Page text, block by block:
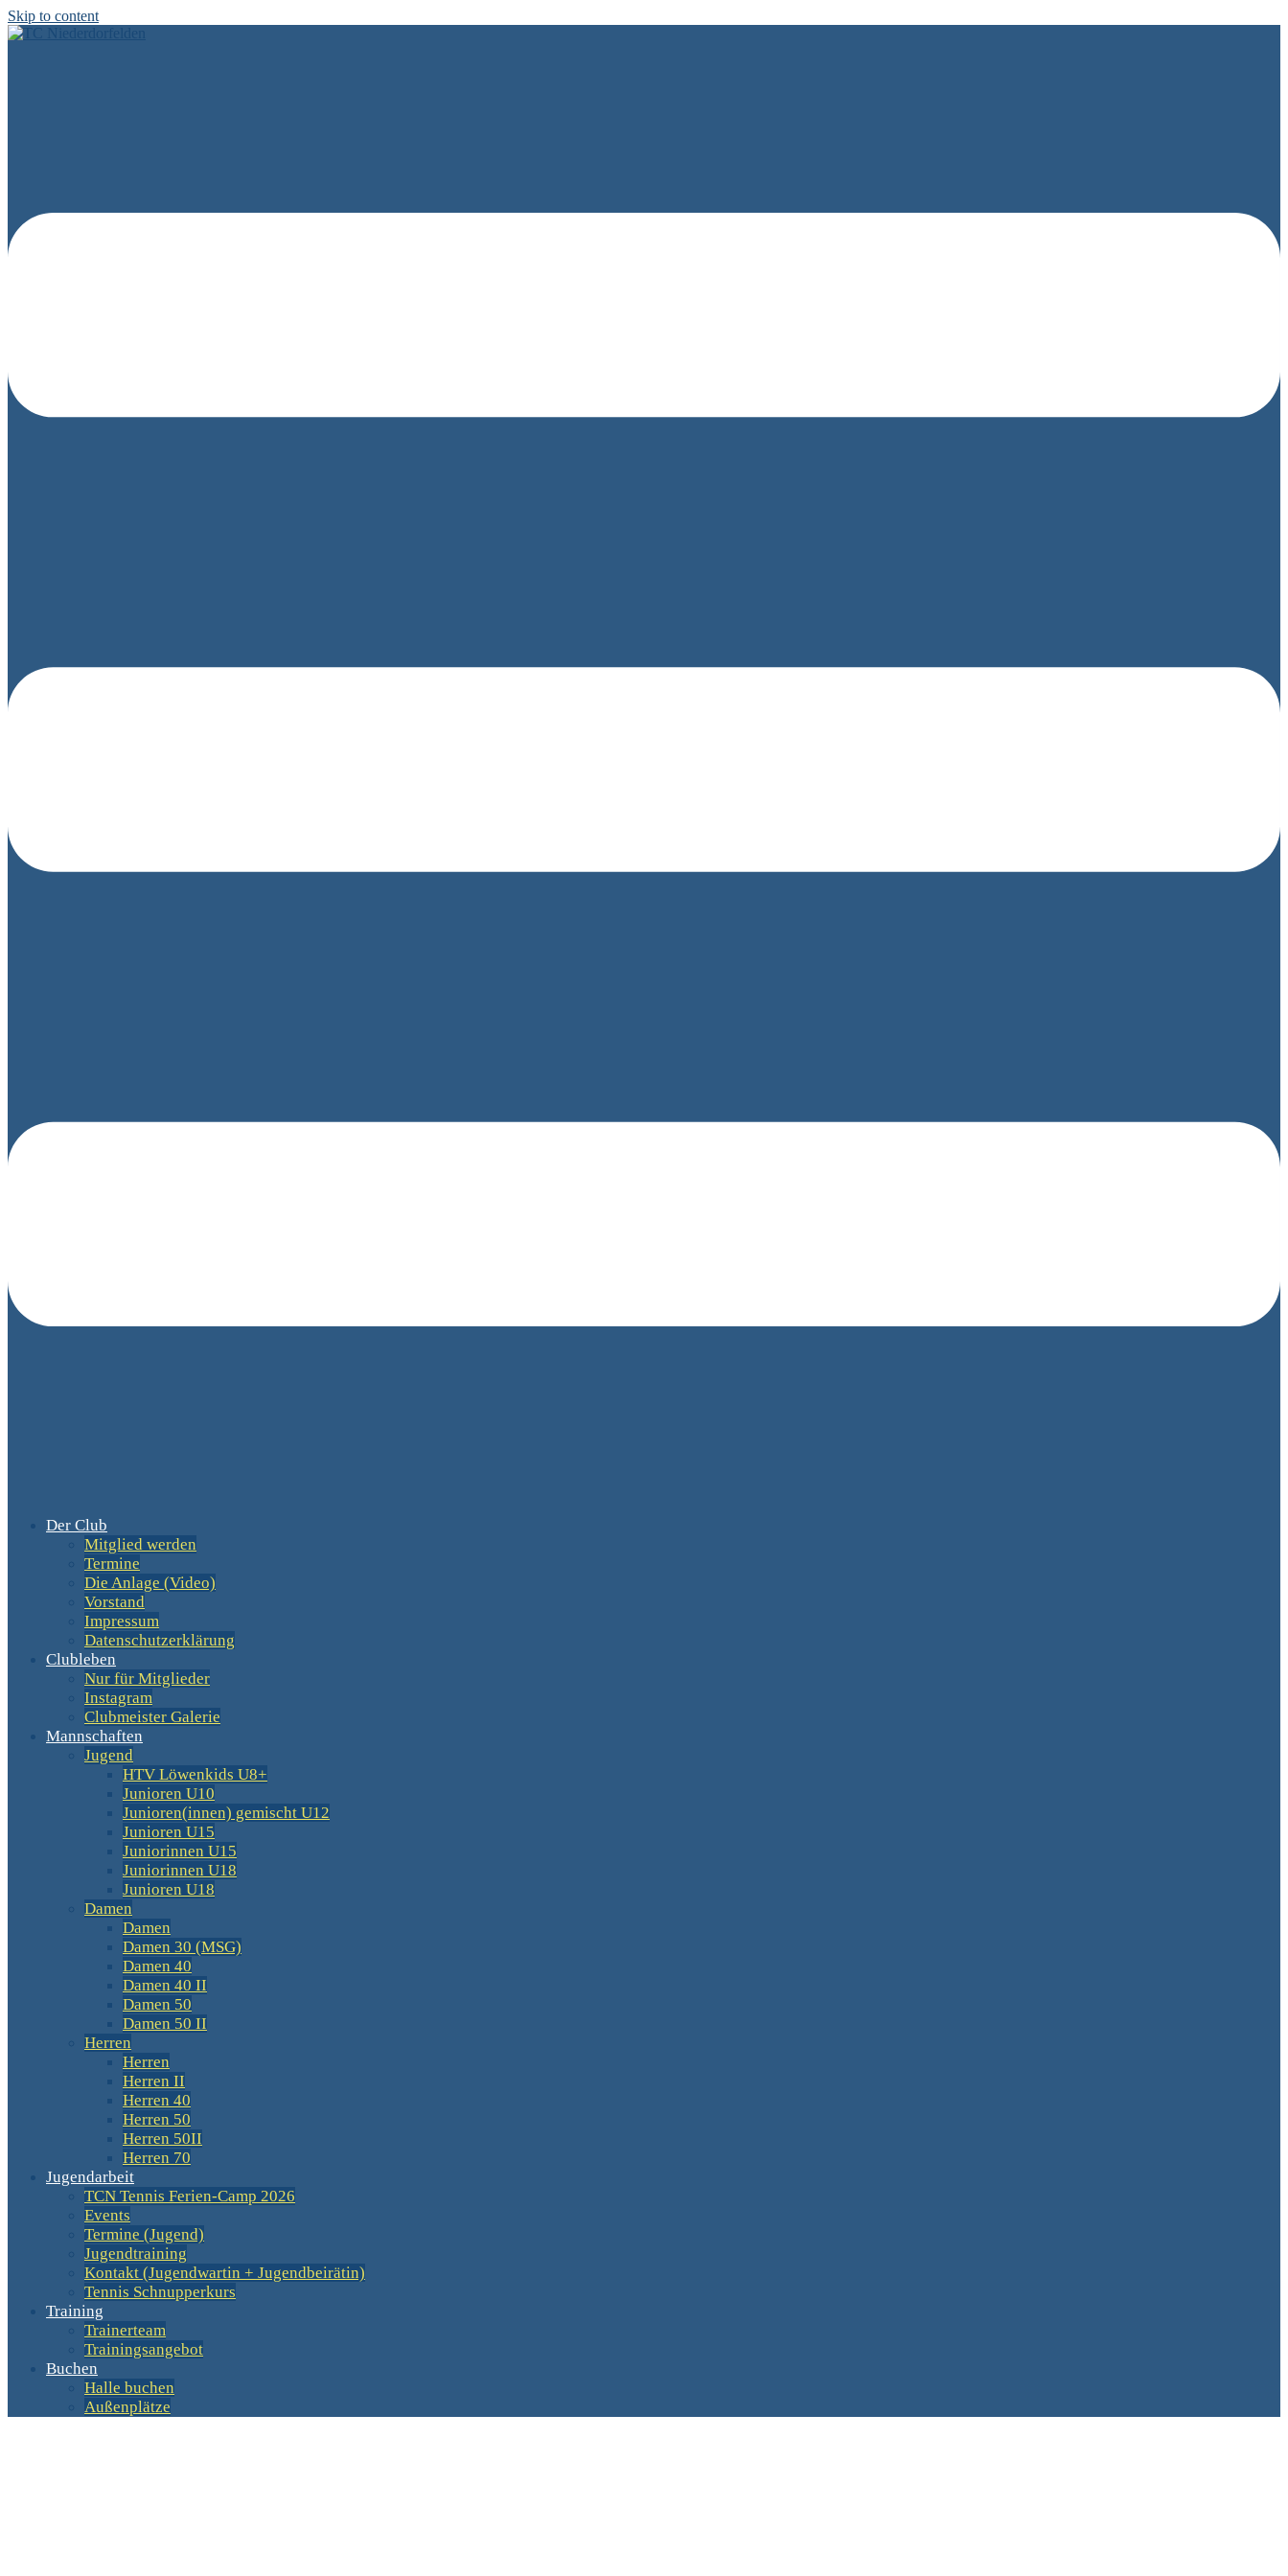
Skip to content
Der Club
Mitglied werden
Termine
Die Anlage (Video)
Vorstand
Impressum
Datenschutzerklärung
Clubleben
Nur für Mitglieder
Instagram
Clubmeister Galerie
Mannschaften
Jugend
HTV Löwenkids U8+
Junioren U10
Junioren(innen) gemischt U12
Junioren U15
Juniorinnen U15
Juniorinnen U18
Junioren U18
Damen
Damen
Damen 30 (MSG)
Damen 40
Damen 40 II
Damen 50
Damen 50 II
Herren
Herren
Herren II
Herren 40
Herren 50
Herren 50II
Herren 70
Jugendarbeit
TCN Tennis Ferien-Camp 2026
Events
Termine (Jugend)
Jugendtraining
Kontakt (Jugendwartin + Jugendbeirätin)
Tennis Schnupperkurs
Training
Trainerteam
Trainingsangebot
Buchen
Halle buchen
Außenplätze